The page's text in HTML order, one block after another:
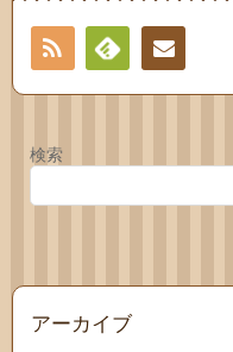
RSS
Feedlyお問
検索
アーカイブ